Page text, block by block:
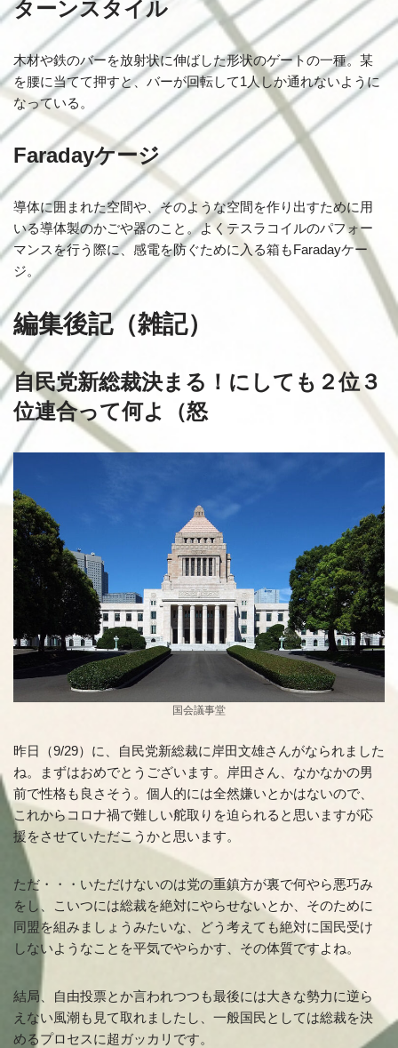
ターンスタイル
木材や鉄のバーを放射状に伸ばした形状のゲートの一種。某
を腰に当てて押すと、バーが回転して1人しか通れないように
なっている。
Faradayケージ
導体に囲まれた空間や、そのような空間を作り出すために用
いる導体製のかごや器のこと。よくテスラコイルのパフォー
マンスを行う際に、感電を防ぐために入る箱もFaradayケー
ジ。
編集後記（雑記）
自民党新総裁決まる！にしても２位３
位連合って何よ（怒
国会議事堂
昨日（9/29）に、自民党新総裁に岸田文雄さんがなられました
ね。まずはおめでとうございます。岸田さん、なかなかの男
前で性格も良さそう。個人的には全然嫌いとかはないので、
これからコロナ禍で難しい舵取りを迫られると思いますが応
援をさせていただこうかと思います。
ただ・・・いただけないのは党の重鎮方が裏で何やら悪巧み
をし、こいつには総裁を絶対にやらせないとか、そのために
同盟を組みましょうみたいな、どう考えても絶対に国民受け
しないようなことを平気でやらかす、その体質ですよね。
結局、自由投票とか言われつつも最後には大きな勢力に逆ら
えない風潮も見て取れましたし、一般国民としては総裁を決
めるプロセスに超ガッカリです。